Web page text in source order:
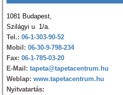
1081 Budapest,
Szilágyi u. 1/a.
Tel.: 06-1-303-90-52
Mobil: 06-30-9-798-234
Fax: 06-1-785-03-20
E-Mail: tapeta@tapetacentrum.hu
Weblap: www.tapetacentrum.hu
Nyitvatartás: